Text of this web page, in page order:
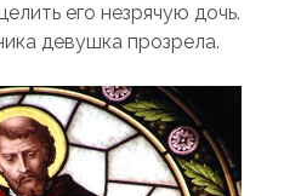
его незрячую дочь.
девушка прозрела.